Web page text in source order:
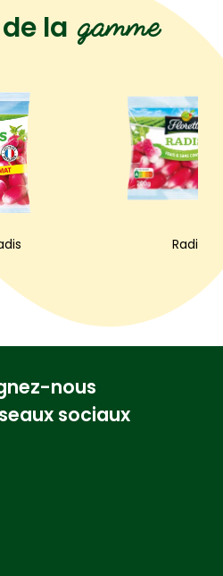
la gamme
Radis
nous
sociaux